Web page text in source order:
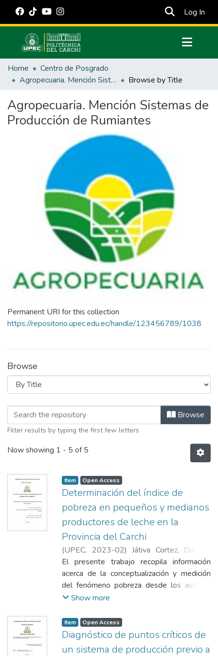
Log In
Communities & Collections
All of DSpace
Manuales
Home
Centro de Posgrado
Agropecuaria. Mención Sistemas de Producción de Rumiantes
Browse by Title
Agropecuaria. Mención Sistemas de
Producción de Rumiantes
Permanent URI for this collection
https://repositorio.upec.edu.ec/handle/123456789/1038
Browse
Browsing Agropecuaria. Mención
Browse
Filter results by typing the first few letters
Now showing 1 - 5 of 5
Item Open Access
Determinación del índice de
pobreza en pequeños y medianos
productores de leche en la
Provincia del Carchi
(UPEC, 2023-02) Játiva Cortez, Dagmar
Nataly
El presente trabajo recopila información
acerca de la conceptualización y medición
del fenómeno pobreza desde los autores
más relevantes del siglo XX y diferentes
se analiza la situación de pobreza y extrema
pobreza en los pequeños y medianos
productores de leche en la Provincia del
Show more
Item Open Access
Diagnóstico de puntos críticos de
un sistema de producción previo a